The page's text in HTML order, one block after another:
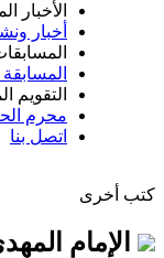
الأخبار
أخبار
المسابقة
التقويم
محرم
اتصل بنا
كتب أخرى
الإمام